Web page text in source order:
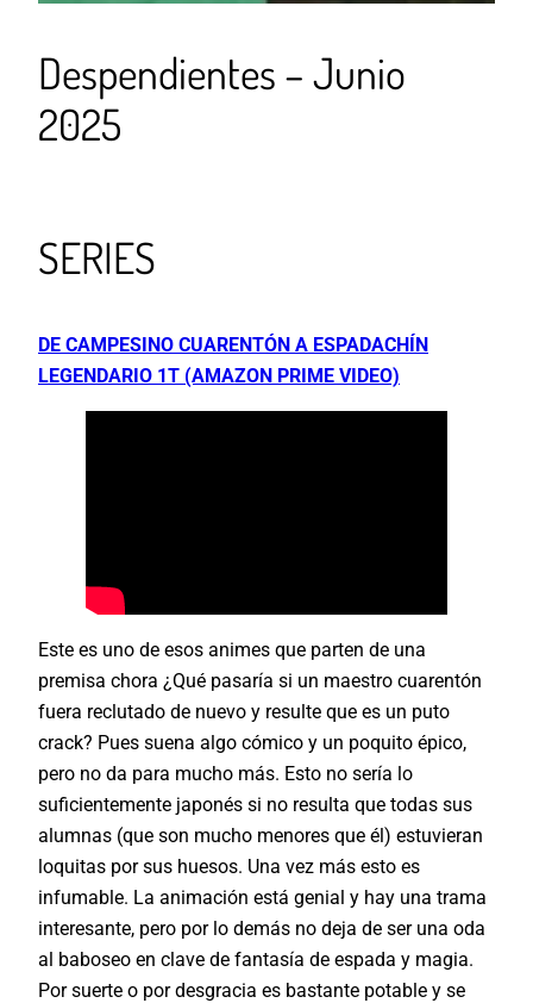
Despendientes – Junio
2025
SERIES
DE CAMPESINO CUARENTÓN A ESPADACHÍN
LEGENDARIO 1T (AMAZON PRIME VIDEO)
Este es uno de esos animes que parten de una
premisa chora ¿Qué pasaría si un maestro cuarentón
fuera reclutado de nuevo y resulte que es un puto
crack? Pues suena algo cómico y un poquito épico,
pero no da para mucho más. Esto no sería lo
suficientemente japonés si no resulta que todas sus
alumnas (que son mucho menores que él) estuvieran
loquitas por sus huesos. Una vez más esto es
infumable. La animación está genial y hay una trama
interesante, pero por lo demás no deja de ser una oda
al baboseo en clave de fantasía de espada y magia.
Por suerte o por desgracia es bastante potable y se